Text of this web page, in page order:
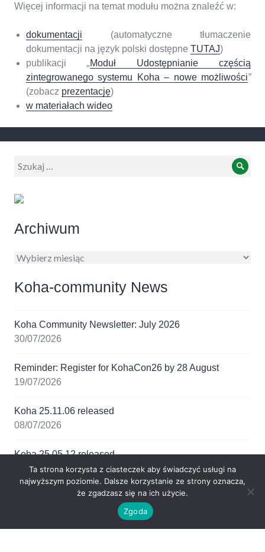
Więcej informacji na temat modułu można znaleźć w:
dokumentacji (automatyczne tłumaczenie
dokumentacji na język polski dostępne TUTAJ)
publikacji „Moduł Udostępnianie częścią
zintegrowanego systemu Koha – nowe możliwości”
(zobacz prezentację)
w materiałach wideo
Wyszukiwanie:
Archiwum
Archiwum
Koha-community News
Koha Community Newsletter: July 2026
30/07/2026
Reminder: Register for KohaCon26 by 28 August
19/07/2026
Koha 25.11.06 released
08/07/2026
Koha 25.05.12 released
08/07/2026
Koha 26.05.01 released
Ta strona korzysta z ciasteczek aby świadczyć usługi na
najwyższym poziomie. Dalsze korzystanie ze strony oznacza,
że zgadzasz się na ich użycie.
Zgoda